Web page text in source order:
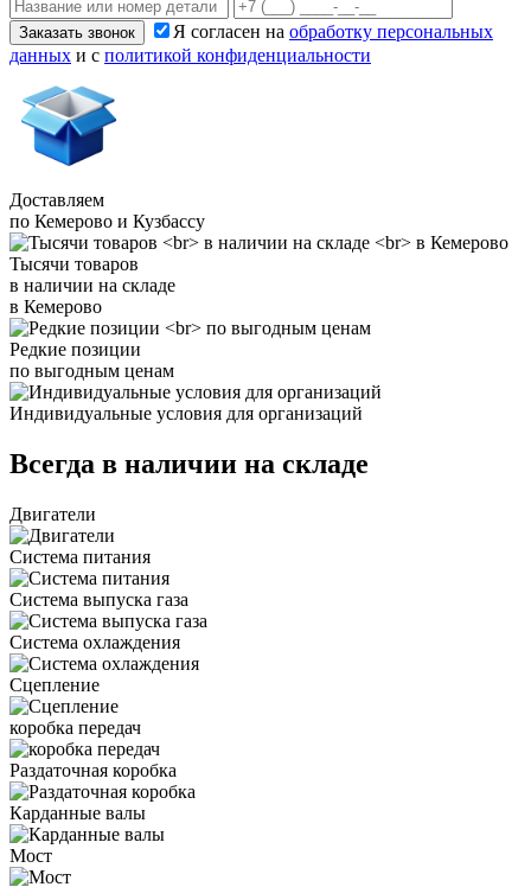
Заказать звонок Я согласен на обработку персональных
данных и с политикой конфиденциальности
Доставляем
по Кемерово и Кузбассу
Тысячи товаров
в наличии на складе
в Кемерово
Редкие позиции
по выгодным ценам
Индивидуальные условия для организаций
Всегда в наличии на складе
Двигатели
Система питания
Система выпуска газа
Система охлаждения
Сцепление
коробка передач
Раздаточная коробка
Карданные валы
Мост